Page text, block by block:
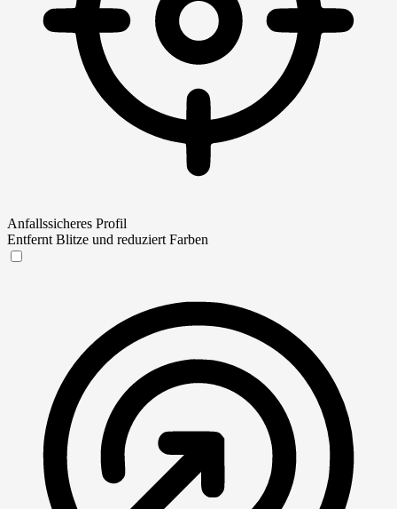
Anfallssicheres Profil
Entfernt Blitze und reduziert Farben